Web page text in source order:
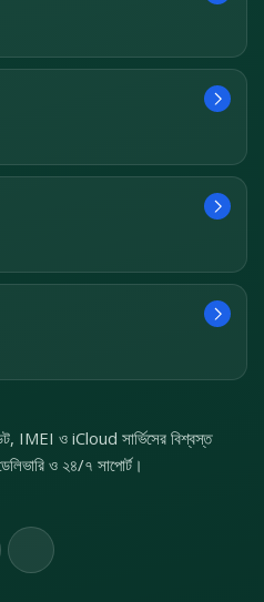
IMEI ও iCloud সার্ভিসের বিশ্বস্ত
ও ২৪/৭ সাপোর্ট।